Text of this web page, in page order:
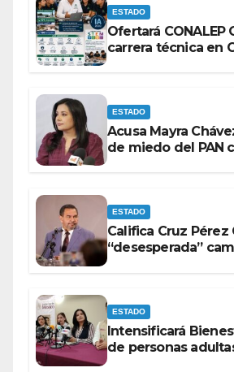
ESTADO
Ofertará CONALEP
carrera técnica en
ESTADO
Acusa Mayra
de miedo del PAN
ESTADO
Califica Cruz Pérez
“desesperada”
ESTADO
Intensificará
de personas